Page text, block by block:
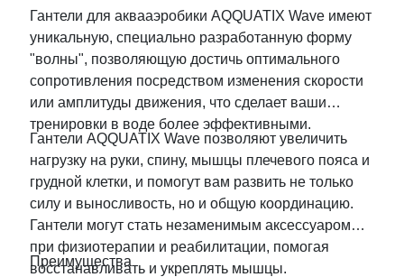
Гантели для аквааэробики AQQUATIX Wave имеют
уникальную, специально разработанную форму
"волны", позволяющую достичь оптимального
сопротивления посредством изменения скорости
или амплитуды движения, что сделает ваши
тренировки в воде более эффективными.
Гантели AQQUATIX Wave позволяют увеличить
нагрузку на руки, спину, мышцы плечевого пояса и
грудной клетки, и помогут вам развить не только
силу и выносливость, но и общую координацию.
Гантели могут стать незаменимым аксессуаром
при физиотерапии и реабилитации, помогая
восстанавливать и укреплять мышцы.
Преимущества